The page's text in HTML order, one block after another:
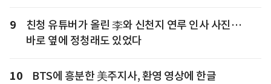
9
친청 유튜버가 올린 李와 신천지 연루 인사 사진…
바로 옆에 정청래도 있었다
10
BTS에 흥분한 美주지사, 환영 영상에 한글